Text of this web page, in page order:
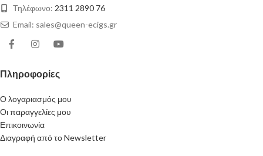
Τηλέφωνο: 2311 2890 76
Email: sales@queen-ecigs.gr
Πληροφορίες
Ο λογαριασμός μου
Οι παραγγελίες μου
Επικοινωνία
Διαγραφή από το Newsletter